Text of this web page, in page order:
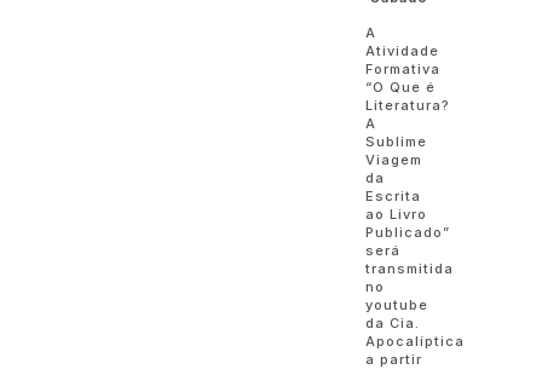
A
Atividade
Formativa
“O Que é
Literatura?
A
Sublime
Viagem
da
Escrita
ao Livro
Publicado”
será
transmitida
no
youtube
da Cia.
Apocalíptica
a partir